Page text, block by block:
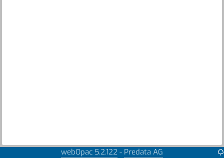
webOpac 5.2.122 - Predata AG